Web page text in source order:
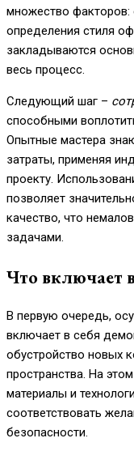
множество
определения стиля
закладываются
весь процесс.
Следующий шаг –
способными
Опытные мастера
затраты, применяя
проекту.
позволяет
качество, что
задачами.
Что включает
В первую очередь,
включает в себя
обустройство новых
пространства. На
материалы и
соответствовать
безопасности.